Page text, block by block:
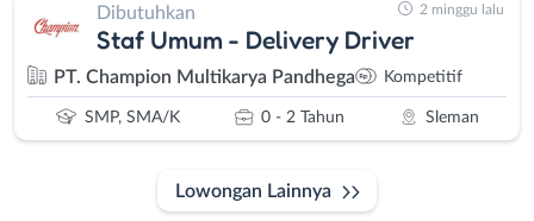
Dibutuhkan
Staf Umum - Delivery Driver
PT. Champion Multikarya Pandhega Kompetitif
SMP, SMA/K 0 - 2 Tahun Sleman
2 minggu lalu
Lowongan Lainnya